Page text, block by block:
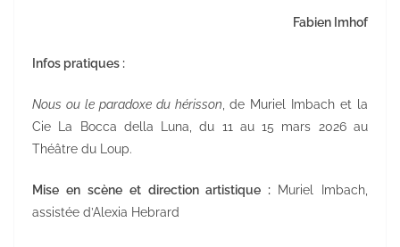
Fabien Imhof
Infos pratiques :
Nous ou le paradoxe du hérisson, de Muriel Imbach et la
Cie La Bocca della Luna, du 11 au 15 mars 2026 au
Théâtre du Loup.
Mise en scène et direction artistique :
Muriel Imbach,
assistée d’Alexia Hebrard